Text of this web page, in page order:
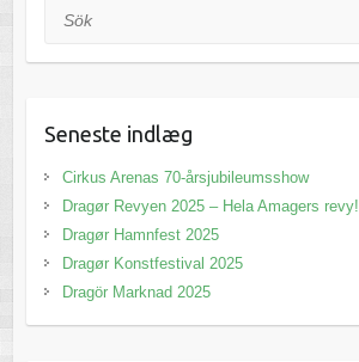
Sök
Seneste indlæg
Cirkus Arenas 70-årsjubileumsshow
Dragør Revyen 2025 – Hela Amagers revy!
Dragør Hamnfest 2025
Dragør Konstfestival 2025
Dragör Marknad 2025